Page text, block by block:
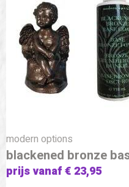
modern options
blackened bronze
prijs vanaf € 23,95